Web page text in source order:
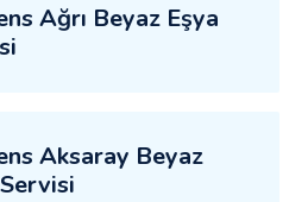
Ağrı Beyaz Eşya
Aksaray Beyaz